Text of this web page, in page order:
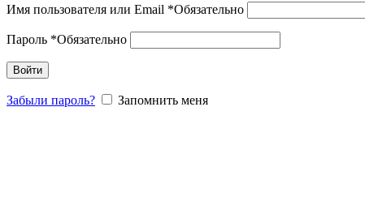
Имя пользователя или Email *Обязательно
Пароль *Обязательно
Войти
Забыли пароль? Запомнить меня